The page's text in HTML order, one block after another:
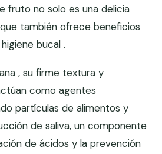
fruto no solo es una delicia
también ofrece beneficios
bucal .
, su firme textura y
como agentes
partículas de alimentos y
de saliva, un componente
de ácidos y la prevención